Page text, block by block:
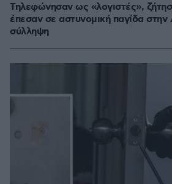
Τηλεφώνησαν ως «λογιστές»,
έπεσαν σε αστυνομική παγίδα
σύλληψη